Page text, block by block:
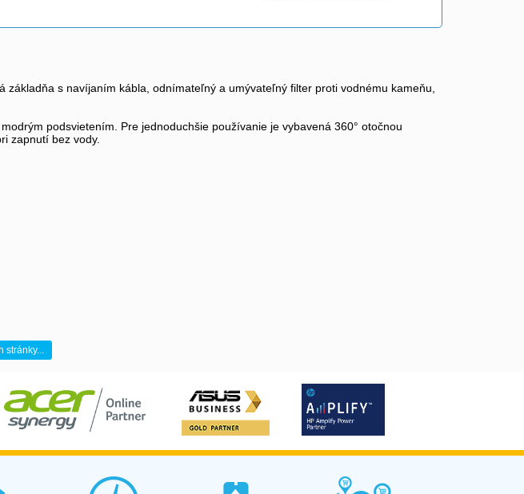
s navíjaním kábla, odnímateľný a umývateľný filter proti vodnému kameňu,
podsvietením. Pre jednoduchšie používanie je vybavená 360° otočnou
zapnutí bez vody.
stránky...